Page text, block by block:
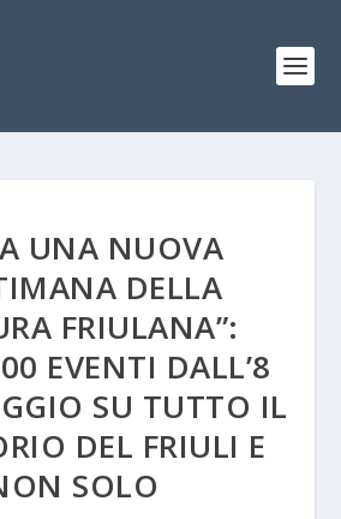
UNA NUOVA
DELLA
FRIULANA”:
EVENTI DALL’8
SU TUTTO IL
DEL FRIULI E
SOLO